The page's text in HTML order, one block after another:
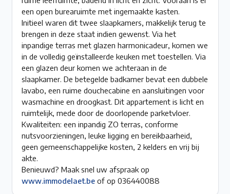
een open burearuimte met ingemaakte kasten.
Initieel waren dit twee slaapkamers, makkelijk terug te
brengen in deze staat indien gewenst. Via het
inpandige terras met glazen harmonicadeur, komen we
in de volledig geïnstalleerde keuken met toestellen. Via
een glazen deur komen we achteraan in de
slaapkamer. De betegelde badkamer bevat een dubbele
lavabo, een ruime douchecabine en aansluitingen voor
wasmachine en droogkast. Dit appartement is licht en
ruimtelijk, mede door de doorlopende parketvloer.
Kwaliteiten: een inpandig ZO terras, conforme
nutsvoorzieningen, leuke ligging en bereikbaarheid,
geen gemeenschappelijke kosten, 2 kelders en vrij bij
akte.
Benieuwd? Maak snel uw afspraak op
www.immodelaet.be of op 036440088